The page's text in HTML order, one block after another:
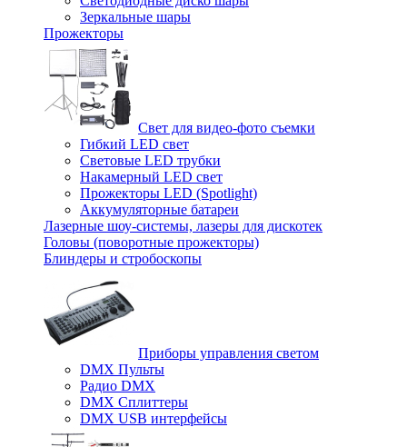
Зеркальные шары
Прожекторы
Свет для видео-фото съемки
Гибкий LED свет
Световые LED трубки
Накамерный LED свет
Прожекторы LED (Spotlight)
Аккумуляторные батареи
Лазерные шоу-системы, лазеры для дискотек
Головы (поворотные прожекторы)
Блиндеры и стробоскопы
Приборы управления светом
DMX Пульты
Радио DMX
DMX Сплиттеры
DMX USB интерфейсы